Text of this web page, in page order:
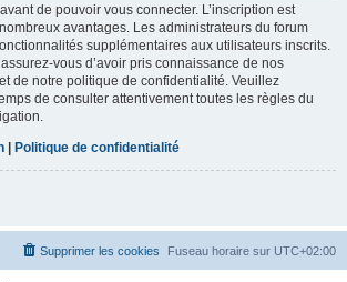
de pouvoir vous connecter. L’inscription est
avantages. Les administrateurs du forum
supplémentaires aux utilisateurs inscrits.
vous d’avoir pris connaissance de nos
de notre politique de confidentialité. Veuillez
de consulter attentivement toutes les règles du
| Politique de confidentialité
Fuseau horaire sur UTC+02:00
Supprimer les cookies